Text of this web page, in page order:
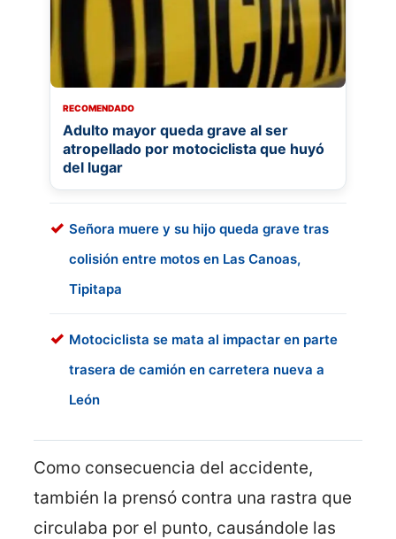
RECOMENDADO
Adulto mayor queda grave al ser
atropellado por motociclista que huyó
del lugar
Señora muere y su hijo queda grave tras
colisión entre motos en Las Canoas,
Tipitapa
Motociclista se mata al impactar en parte
trasera de camión en carretera nueva a
León
Como consecuencia del accidente,
también la prensó contra una rastra que
circulaba por el punto, causándole las